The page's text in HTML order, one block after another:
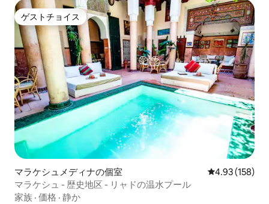
ゲストチョイス
ゲストチョイス
マラケシュメディナの個室 レビュー158
4.93 (158)
マラケシュ - 歴史地区 - リャドの温水プール
家族 · 価格 · 静か